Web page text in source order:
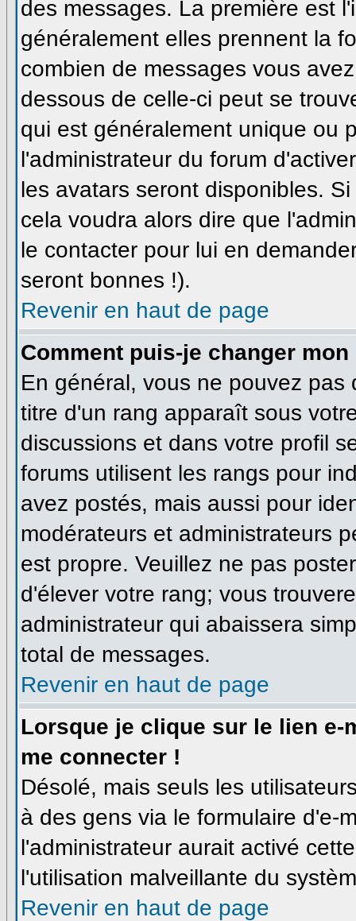
des messages. La première est
généralement elles prennent la
combien de messages vous
dessous de celle-ci peut se
qui est généralement unique ou
l'administrateur du forum
les avatars seront disponibles.
cela voudra alors dire que
le contacter pour lui en
seront bonnes !).
Revenir en haut de page
Comment puis-je changer mon
En général, vous ne pouvez
titre d'un rang apparaît sous
discussions et dans votre profil
forums utilisent les rangs pour
avez postés, mais aussi pour
modérateurs et administrateurs
est propre. Veuillez ne pas
d'élever votre rang; vous
administrateur qui abaissera
total de messages.
Revenir en haut de page
Lorsque je clique sur le lien e-
me connecter !
Désolé, mais seuls les
à des gens via le formulaire d'e-
l'administrateur aurait activé
l'utilisation malveillante du
Revenir en haut de page